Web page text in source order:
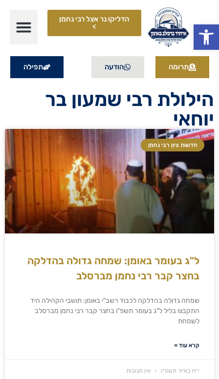
פתח סרגל נגישות
הדליקו נר אצל רבי נחמן
>
תרומה הודעה תפילה
הילולת רבי שמעון בר
יוחאי
חדשות ציון רבי נחמן
ל"ג בעומר באומן: שמחה גדולה בהדלקה
בחצר קבר רבי נחמן מברסלב
שמחה גדולה בהדלקה לכבוד רשב"י באומן: תושבי הקהילה היד
התקבצו בליל ל"ג בעומר תשפ"ו בחצר קבר רבי נחמן מברסלב
לשמחת
קרא עוד »
י״ח באייר תשפ״ו אין תגובות